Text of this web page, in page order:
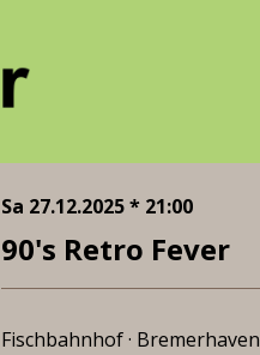
Sa 27.12.2025 * 21:00
90's Retro Fever
Fischbahnhof · Bremerhaven